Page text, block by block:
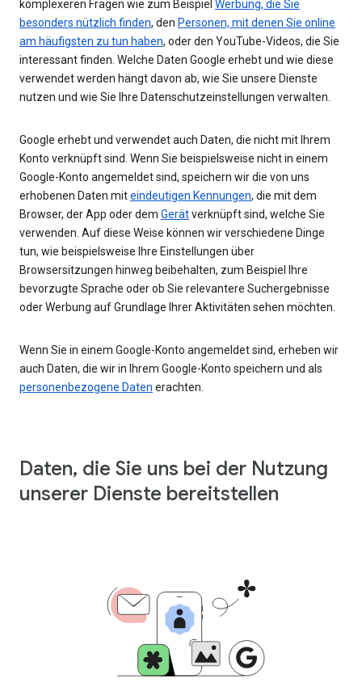
komplexeren Fragen wie zum Beispiel Werbung, die Sie
besonders nützlich finden, den Personen, mit denen Sie online
am häufigsten zu tun haben, oder den YouTube-Videos, die Sie
interessant finden. Welche Daten Google erhebt und wie diese
verwendet werden hängt davon ab, wie Sie unsere Dienste
nutzen und wie Sie Ihre Datenschutzeinstellungen verwalten.
Google erhebt und verwendet auch Daten, die nicht mit Ihrem
Konto verknüpft sind. Wenn Sie beispielsweise nicht in einem
Google-Konto angemeldet sind, speichern wir die von uns
erhobenen Daten miteindeutigen Kennungen, die mit dem
Browser, der App oder dem Gerätverknüpft sind, welche Sie
verwenden. Auf diese Weise können wir verschiedene Dinge
tun, wie beispielsweise Ihre Einstellungen über
Browsersitzungen hinweg beibehalten, zum Beispiel Ihre
bevorzugte Sprache oder ob Sie relevantere Suchergebnisse
oder Werbung auf Grundlage Ihrer Aktivitäten sehen möchten.
Wenn Sie in einem Google-Konto angemeldet sind, erheben wir
auch Daten, die wir in Ihrem Google-Konto speichern und als
personenbezogene Daten erachten.
Daten, die Sie uns bei der Nutzung
unserer Dienste bereitstellen